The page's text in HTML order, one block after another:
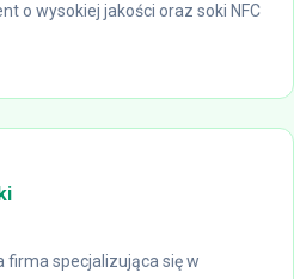
o wysokiej jakości oraz soki NFC
firma specjalizująca się w